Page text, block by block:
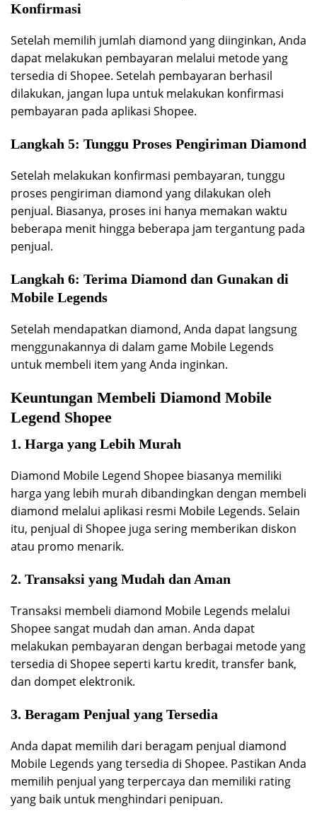
Konfirmasi
Setelah memilih jumlah diamond yang diinginkan, Anda
dapat melakukan pembayaran melalui metode yang
tersedia di Shopee. Setelah pembayaran berhasil
dilakukan, jangan lupa untuk melakukan konfirmasi
pembayaran pada aplikasi Shopee.
Langkah 5: Tunggu Proses Pengiriman Diamond
Setelah melakukan konfirmasi pembayaran, tunggu
proses pengiriman diamond yang dilakukan oleh
penjual. Biasanya, proses ini hanya memakan waktu
beberapa menit hingga beberapa jam tergantung pada
penjual.
Langkah 6: Terima Diamond dan Gunakan di
Mobile Legends
Setelah mendapatkan diamond, Anda dapat langsung
menggunakannya di dalam game Mobile Legends
untuk membeli item yang Anda inginkan.
Keuntungan Membeli Diamond Mobile
Legend Shopee
1. Harga yang Lebih Murah
Diamond Mobile Legend Shopee biasanya memiliki
harga yang lebih murah dibandingkan dengan membeli
diamond melalui aplikasi resmi Mobile Legends. Selain
itu, penjual di Shopee juga sering memberikan diskon
atau promo menarik.
2. Transaksi yang Mudah dan Aman
Transaksi membeli diamond Mobile Legends melalui
Shopee sangat mudah dan aman. Anda dapat
melakukan pembayaran dengan berbagai metode yang
tersedia di Shopee seperti kartu kredit, transfer bank,
dan dompet elektronik.
3. Beragam Penjual yang Tersedia
Anda dapat memilih dari beragam penjual diamond
Mobile Legends yang tersedia di Shopee. Pastikan Anda
memilih penjual yang terpercaya dan memiliki rating
yang baik untuk menghindari penipuan.